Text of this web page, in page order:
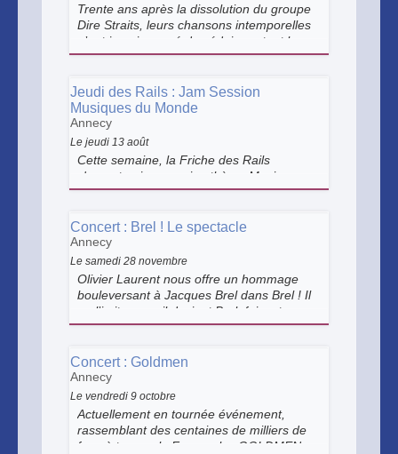
Trente ans après la dissolution du groupe
Dire Straits, leurs chansons intemporelles
n’ont jamais cessé de séduire autant les
générations. Aujourd’hui, The Dire Straits
emblématique avec une intensité intacte.
Jeudi des Rails : Jam Session
Musiques du Monde
Annecy
Le jeudi 13 août
Cette semaine, la Friche des Rails
s'exporte : jam session thème Musiques
du Monde, avec au programme les
latinos, néo-trad, irlandaises, bluegrass,
anglaises, françaises... et bien d'autres
encore !
Concert : Brel ! Le spectacle
Annecy
Le samedi 28 novembre
Olivier Laurent nous offre un hommage
bouleversant à Jacques Brel dans Brel ! Il
ne l’imite pas : il devient Brel, faisant
revivre ses chansons avec une intensité
rare puissance.
Concert : Goldmen
Annecy
Le vendredi 9 octobre
Actuellement en tournée événement,
rassemblant des centaines de milliers de
fans à travers la France, les GOLDMEN